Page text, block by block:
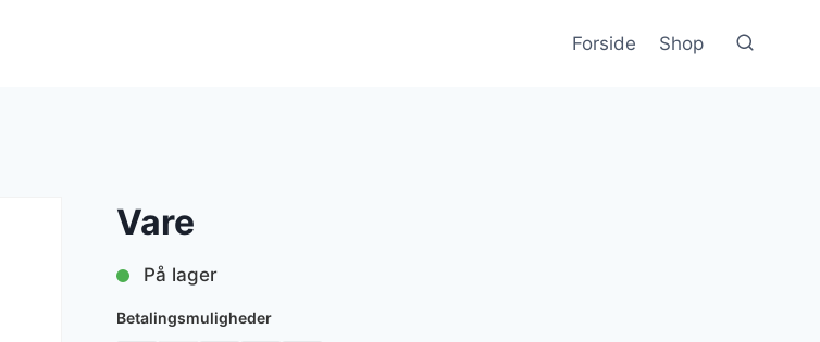
Forside Shop
Vare
På lager
Betalingsmuligheder